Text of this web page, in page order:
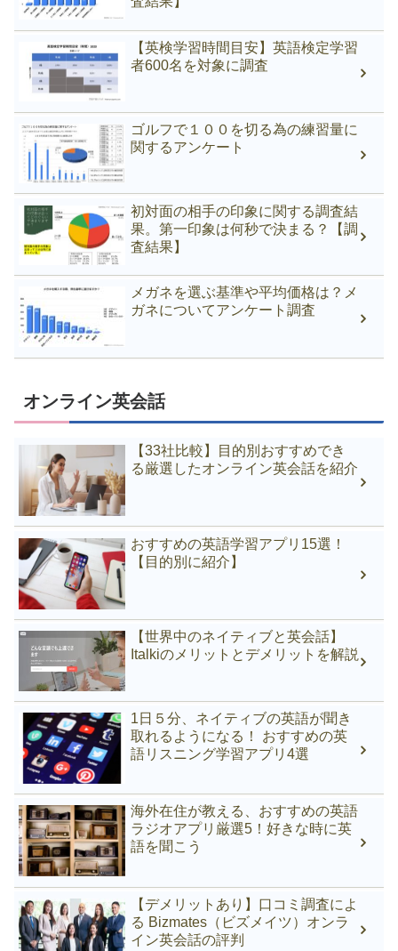
【英検学習時間目安】英語検定学習
者600名を対象に調査
ゴルフで１００を切る為の練習量に
関するアンケート
初対面の相手の印象に関する調査結
果。第一印象は何秒で決まる？【調
査結果】
メガネを選ぶ基準や平均価格は？メ
ガネについてアンケート調査
オンライン英会話
【33社比較】目的別おすすめでき
る厳選したオンライン英会話を紹介
おすすめの英語学習アプリ15選！
【目的別に紹介】
【世界中のネイティブと英会話】
Italkiのメリットとデメリットを解説
1日５分、ネイティブの英語が聞き
取れるようになる！ おすすめの英
語リスニング学習アプリ4選
海外在住が教える、おすすめの英語
ラジオアプリ厳選5！好きな時に英
語を聞こう
【デメリットあり】口コミ調査によ
る Bizmates（ビズメイツ）オンラ
イン英会話の評判